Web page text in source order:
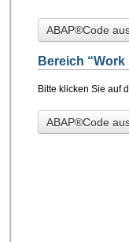
ABAP®Code
Bereich
Bitte klicken Sie auf
ABAP®Code